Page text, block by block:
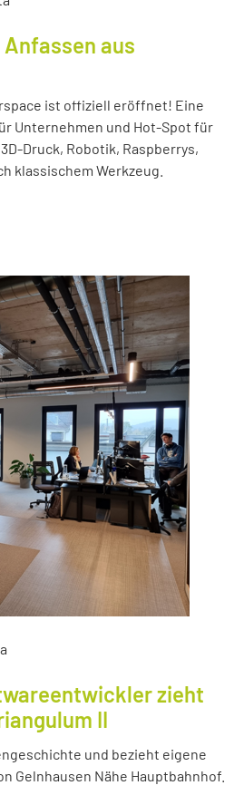
aus
ist offiziell eröffnet! Eine
Unternehmen und Hot-Spot für
Druck, Robotik, Raspberrys,
klassischem Werkzeug.
zieht
II
und bezieht eigene
Gelnhausen Nähe Hauptbahnhof.